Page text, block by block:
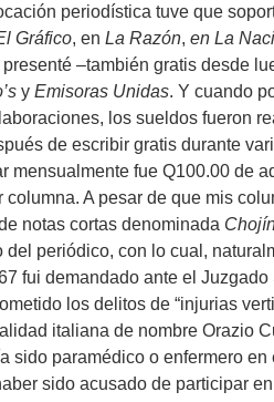
periodística tuve que
Gráfico, en La Razón, en La
–también gratis desde
y Emisoras Unidas. Y cuando
los sueldos fueron
de escribir gratis durante
mensualmente fue Q100.00 de
A pesar de que mis
notas cortas denominada
periódico, con lo cual,
fui demandado ante el Juzgado
los delitos de “injurias
italiana de nombre Orazio
sido paramédico o enfermero
sido acusado de participar